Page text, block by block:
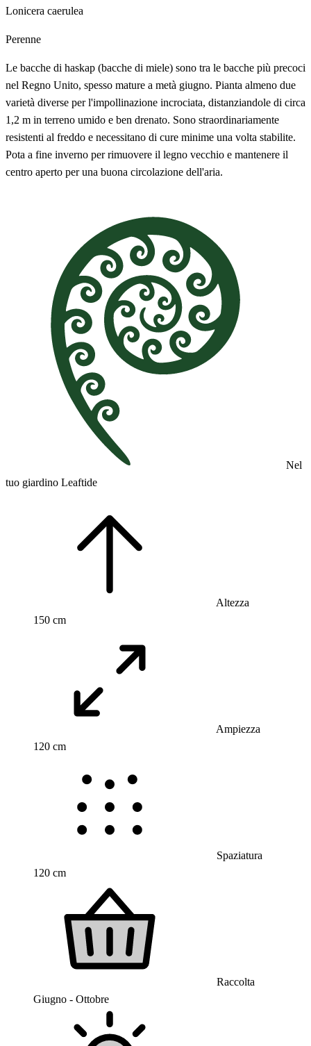
Lonicera caerulea
Perenne
Le bacche di haskap (bacche di miele) sono tra le bacche più precoci
nel Regno Unito, spesso mature a metà giugno. Pianta almeno due
varietà diverse per l'impollinazione incrociata, distanziandole di circa
1,2 m in terreno umido e ben drenato. Sono straordinariamente
resistenti al freddo e necessitano di cure minime una volta stabilite.
Pota a fine inverno per rimuovere il legno vecchio e mantenere il
centro aperto per una buona circolazione dell'aria.
Nel
tuo giardino Leaftide
Altezza
150 cm
Ampiezza
120 cm
Spaziatura
120 cm
Raccolta
Giugno - Ottobre